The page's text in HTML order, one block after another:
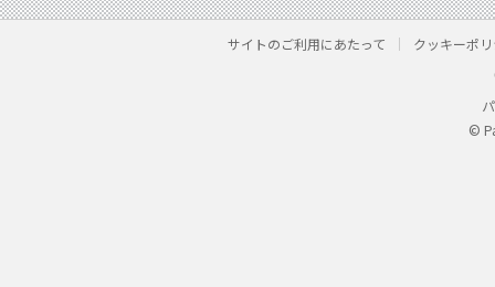
サイトのご利用にあたって クッキーポ
©